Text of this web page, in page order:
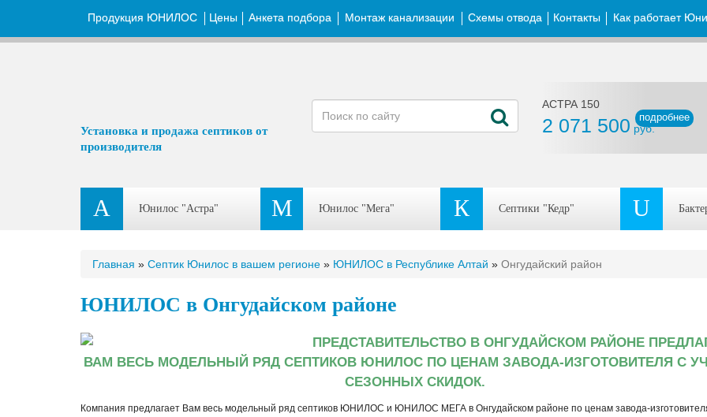
Продукция ЮНИЛОС Цены Анкета подбора Монтаж канализации Схемы отвода Контакты Как работает
Установка и продажа септиков от
производителя
АСТРА 150
2 071 500 руб.
подробнее
А Юнилос "Астра" М Юнилос "Мега" К Септики "Кедр" U
Главная » Септик Юнилос в вашем регионе » ЮНИЛОС в Республике Алтай » Онгудайский район
ЮНИЛОС в Онгудайском районе
ПРЕДСТАВИТЕЛЬСТВО В ОНГУДАЙСКОМ РАЙОНЕ
ВАМ ВЕСЬ МОДЕЛЬНЫЙ РЯД СЕПТИКОВ ЮНИЛОС ПО ЦЕНАМ ЗАВОДА-ИЗГОТОВИТЕЛЯ С
СЕЗОННЫХ СКИДОК.
Компания предлагает Вам весь модельный ряд септиков ЮНИЛОС и ЮНИЛОС МЕГА в Онгудайском районе по ценам завода-